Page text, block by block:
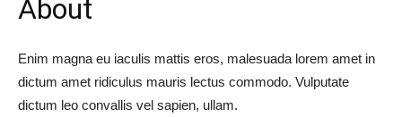
About​
Enim magna eu iaculis mattis eros, malesuada lorem amet in
dictum amet ridiculus mauris lectus commodo. Vulputate
dictum leo convallis vel sapien, ullam.